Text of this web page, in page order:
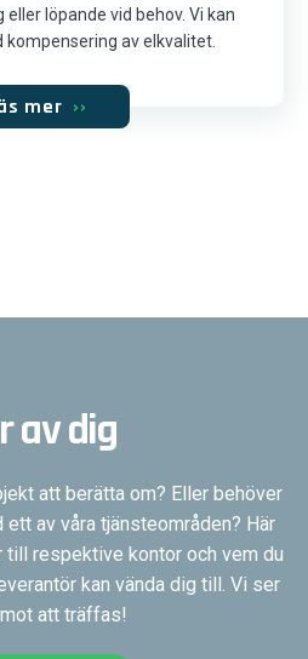
löpande vid behov. Vi kan
kompensering av elkvalitet.
mer ››
av dig
att berätta om? Eller behöver
av våra tjänsteområden? Här
till respektive kontor och vem du
kan vända dig till. Vi ser
att träffas!